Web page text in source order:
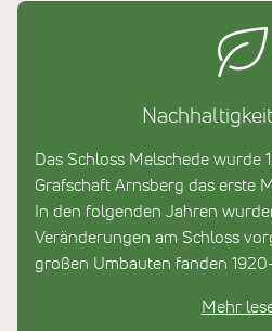
Das Schloss Melschede wurde
Grafschaft Arnsberg das erste
In den folgenden Jahren
Veränderungen am Schloss
großen Umbauten fanden
darauf gelegt, die alten Möbel
Mehr